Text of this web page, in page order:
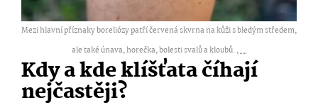
Mezi hlavní příznaky boreliózy patří červená skvrna na kůži s bledým středem,
ale také únava, horečka, bolesti svalů a kloubů. ,...
Kdy a kde klíšťata číhají
nejčastěji?